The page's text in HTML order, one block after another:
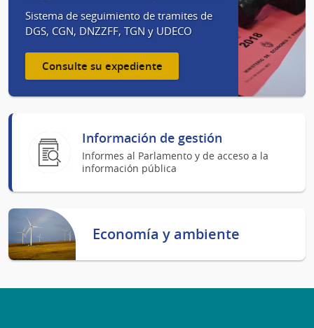
Sistema de seguimiento de tramites de
DGS, CGN, DNZZFF, TGN y UDECO
Consulte su expediente
Información de gestión
Informes al Parlamento y de acceso a la
información pública
Economía y ambiente